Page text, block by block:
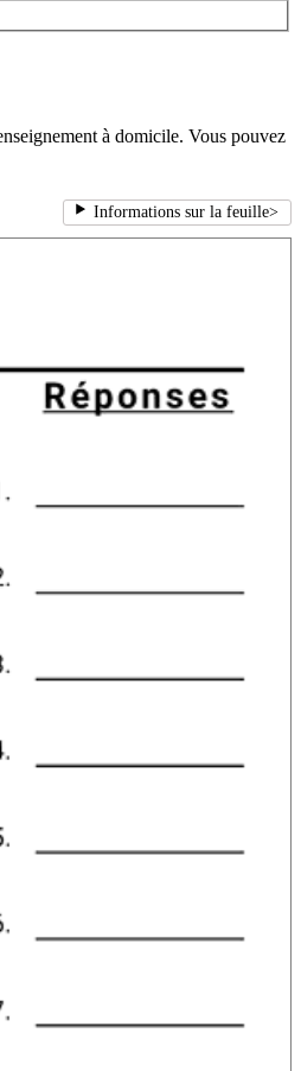
à domicile. Vous pouvez
Informations sur la feuille>